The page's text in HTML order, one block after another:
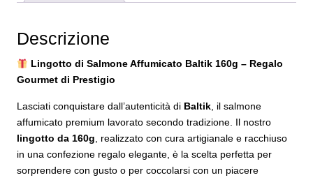
Descrizione
Lingotto di Salmone Affumicato Baltik 160g – Regalo
Gourmet di Prestigio
Lasciati conquistare dall’autenticità di Baltik , il salmone
affumicato premium lavorato secondo tradizione. Il nostro
lingotto da 160g , realizzato con cura artigianale e racchiuso
in una confezione regalo elegante, è la scelta perfetta per
sorprendere con gusto o per coccolarsi con un piacere